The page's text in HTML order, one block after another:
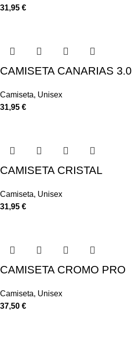
31,95 €
CAMISETA CANARIAS 3.0
Camiseta, Unisex
31,95 €
CAMISETA CRISTAL
Camiseta, Unisex
31,95 €
CAMISETA CROMO PRO
Camiseta, Unisex
37,50 €